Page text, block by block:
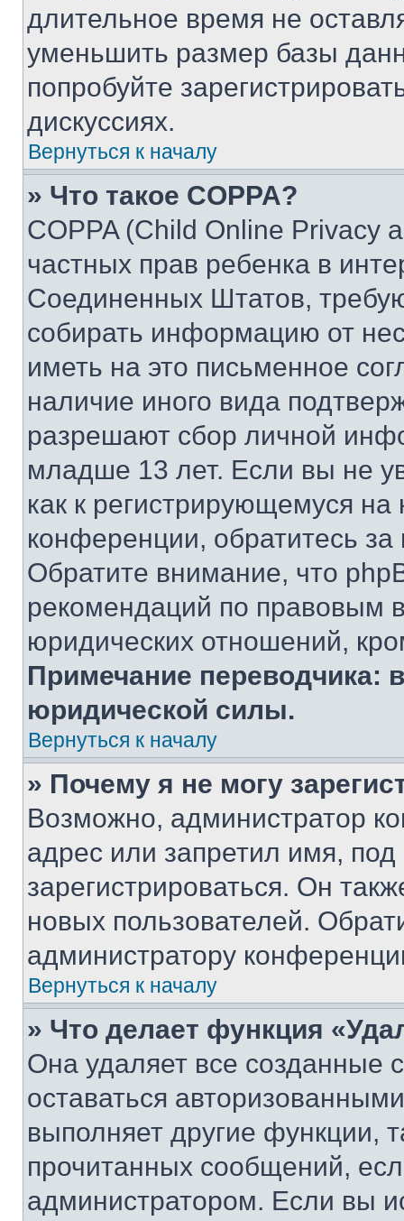
длительное время не
уменьшить размер базы
попробуйте
дискуссиях.
Вернуться к началу
» Что такое COPPA?
COPPA (Child Online Privacy
частных прав ребенка в
Соединенных Штатов,
собирать информацию от
иметь на это письменное
наличие иного вида
разрешают сбор личной
младше 13 лет. Если вы не
как к регистрирующемуся
конференции, обратитесь
Обратите внимание, что
рекомендаций по правовым
юридических отношений,
Примечание переводчика:
юридической силы.
Вернуться к началу
» Почему я не могу
Возможно, администратор
адрес или запретил имя,
зарегистрироваться. Он
новых пользователей.
администратору
Вернуться к началу
» Что делает функция
Она удаляет все созданные
оставаться
выполняет другие функции,
прочитанных сообщений,
администратором. Если вы